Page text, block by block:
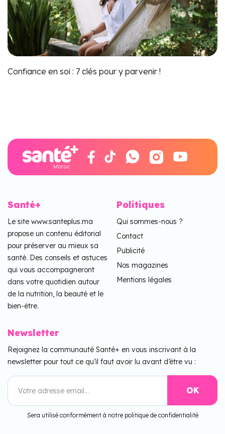
Confiance en soi : 7 clés pour y parvenir !
Santé+
Le site www.santeplus.ma
propose un contenu éditorial
pour préserver au mieux sa
santé. Des conseils et astuces
qui vous accompagneront
dans votre quotidien autour
de la nutrition, la beauté et le
bien-être.
Politiques
Qui sommes-nous ?
Contact
Publicité
Nos magazines
Mentions légales
Newsletter
Rejoignez la communauté Santé+ en vous inscrivant à la
newsletter pour tout ce qu’il faut avoir lu avant d’être vu :
Sera utilisé conformément à notre politique de confidentialité